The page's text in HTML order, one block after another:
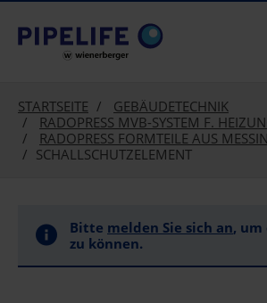
text.skipToContent
text.skipToNavigation
STARTSEITE
GEBÄUDETECHNIK
RADOPRESS MVB-SYSTEM F.
RADOPRESS FORMTEILE AUS
SCHALLSCHUTZELEMENT
Bitte melden Sie sich an,
zu können.